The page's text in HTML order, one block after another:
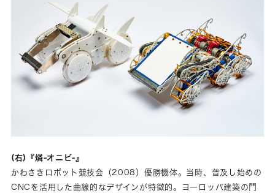
(右)『燐-オニビ-』
かわさきロボット競技会（2008）優勝機体。当時、普及し始めの
CNCを活用した曲線的なデザインが特徴的。ヨーロッパ建築の門